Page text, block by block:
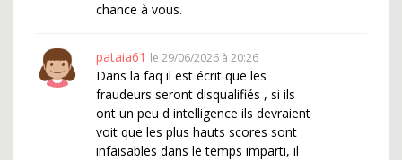
chance à vous.
pataia61 le 29/06/2026 à 20:26
Dans la faq il est écrit que les
fraudeurs seront disqualifiés , si ils
ont un peu d intelligence ils devraient
voit que les plus hauts scores sont
infaisables dans le temps imparti, il